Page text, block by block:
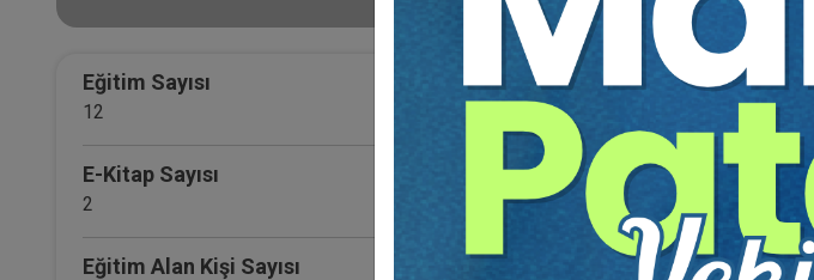
Eğitim Sayısı
12
E-Kitap Sayısı
2
Eğitim Alan Kişi Sayısı
Paketi (11 Oturum Video)
2160
TL
Sepete Ekle
Tüketici Hukuku Enstitüsü